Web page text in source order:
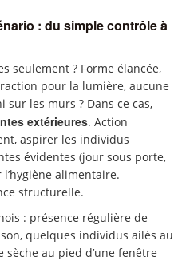
: du simple contrôle à
seulement ? Forme élancée,
pour la lumière, aucune
les murs ? Dans ce cas,
extérieures. Action
aspirer les individus
évidentes (jour sous porte,
alimentaire.
structurelle.
: présence régulière de
quelques individus ailés au
au pied d’une fenêtre